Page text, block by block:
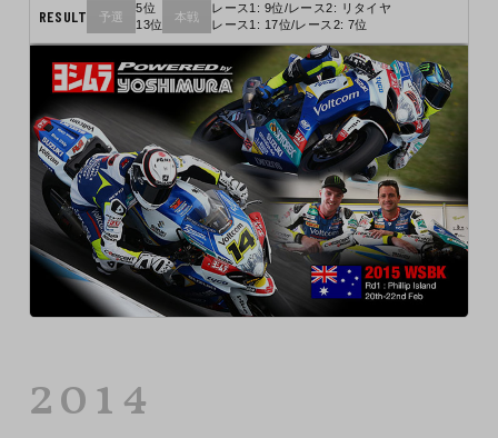
RESULT 予選
5位
13位
本戦
レース1: 9位/レース2: リタイヤ
レース1: 17位/レース2: 7位
2014